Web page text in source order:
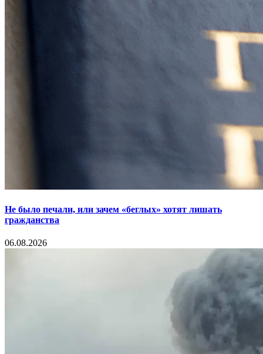
Не было печали, или зачем «беглых» хотят лишать
гражданства
06.08.2026